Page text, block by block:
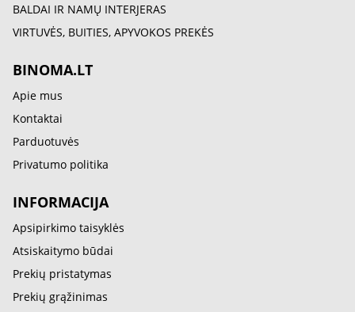
BALDAI IR NAMŲ INTERJERAS
VIRTUVĖS, BUITIES, APYVOKOS PREKĖS
BINOMA.LT
Apie mus
Kontaktai
Parduotuvės
Privatumo politika
INFORMACIJA
Apsipirkimo taisyklės
Atsiskaitymo būdai
Prekių pristatymas
Prekių grąžinimas